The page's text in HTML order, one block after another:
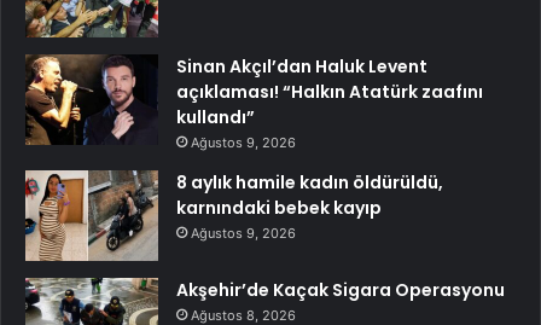
Sinan Akçıl’dan Haluk Levent
açıklaması! “Halkın Atatürk zaafını
kullandı”
Ağustos 9, 2026
8 aylık hamile kadın öldürüldü,
karnındaki bebek kayıp
Ağustos 9, 2026
Akşehir’de Kaçak Sigara Operasyonu
Ağustos 8, 2026